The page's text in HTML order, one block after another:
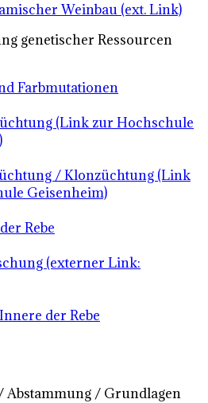
Weinbau (ext. Link)
genetischer Ressourcen
Farbmutationen
(Link zur Hochschule
/ Klonzüchtung (Link
Geisenheim)
Rebe
(externer Link:
der Rebe
Abstammung / Grundlagen